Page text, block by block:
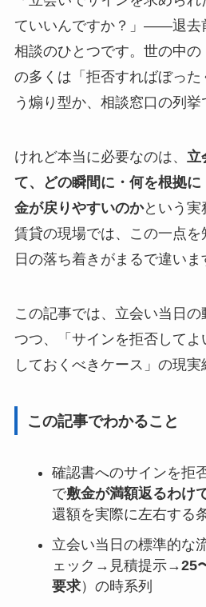
ていいんですか？」——退去
相談のひとつです。世の中
の多くは「拒否すればぼっ
う煽り型か、相談窓口の列挙
けれど本当に必要なのは、 立
て、どの瞬間に・何を根拠
金が戻りやすいのかという実
賃貸の現場では、この一点を
日の落ち着きがまるで違いま
この記事では、立会い当日
つつ、「サインを拒否してよ
しておくべきケース」の現実
この記事でわかること
確認書へのサインを拒
で敷金が満額返るわけ
還額を実際に左右する
立会い当日の標準的な
ェック→見積提示→25
要求）の時系列